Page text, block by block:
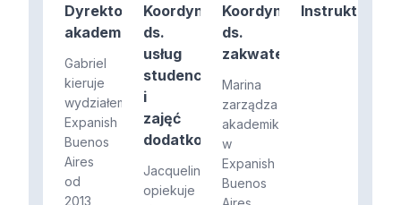
Dyrektor
akademicki
Gabriel
kieruje
wydziałem
Expanish
Buenos
Aires
od
2013
Koordynator
ds.
usług
studenckich
i
zajęć
dodatkowych
Jacqueline
opiekuje
Koordynator
ds.
zakwaterowania
Marina
zarządza
akademikami
w
Expanish
Buenos
Instruktor